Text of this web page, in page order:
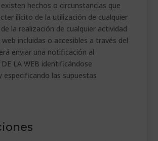
hechos o circunstancias que
ilícito de la utilización de cualquier
la realización de cualquier actividad
incluidas o accesibles a través del
enviar una notificación al
DE LA WEB identificándose
especificando las supuestas